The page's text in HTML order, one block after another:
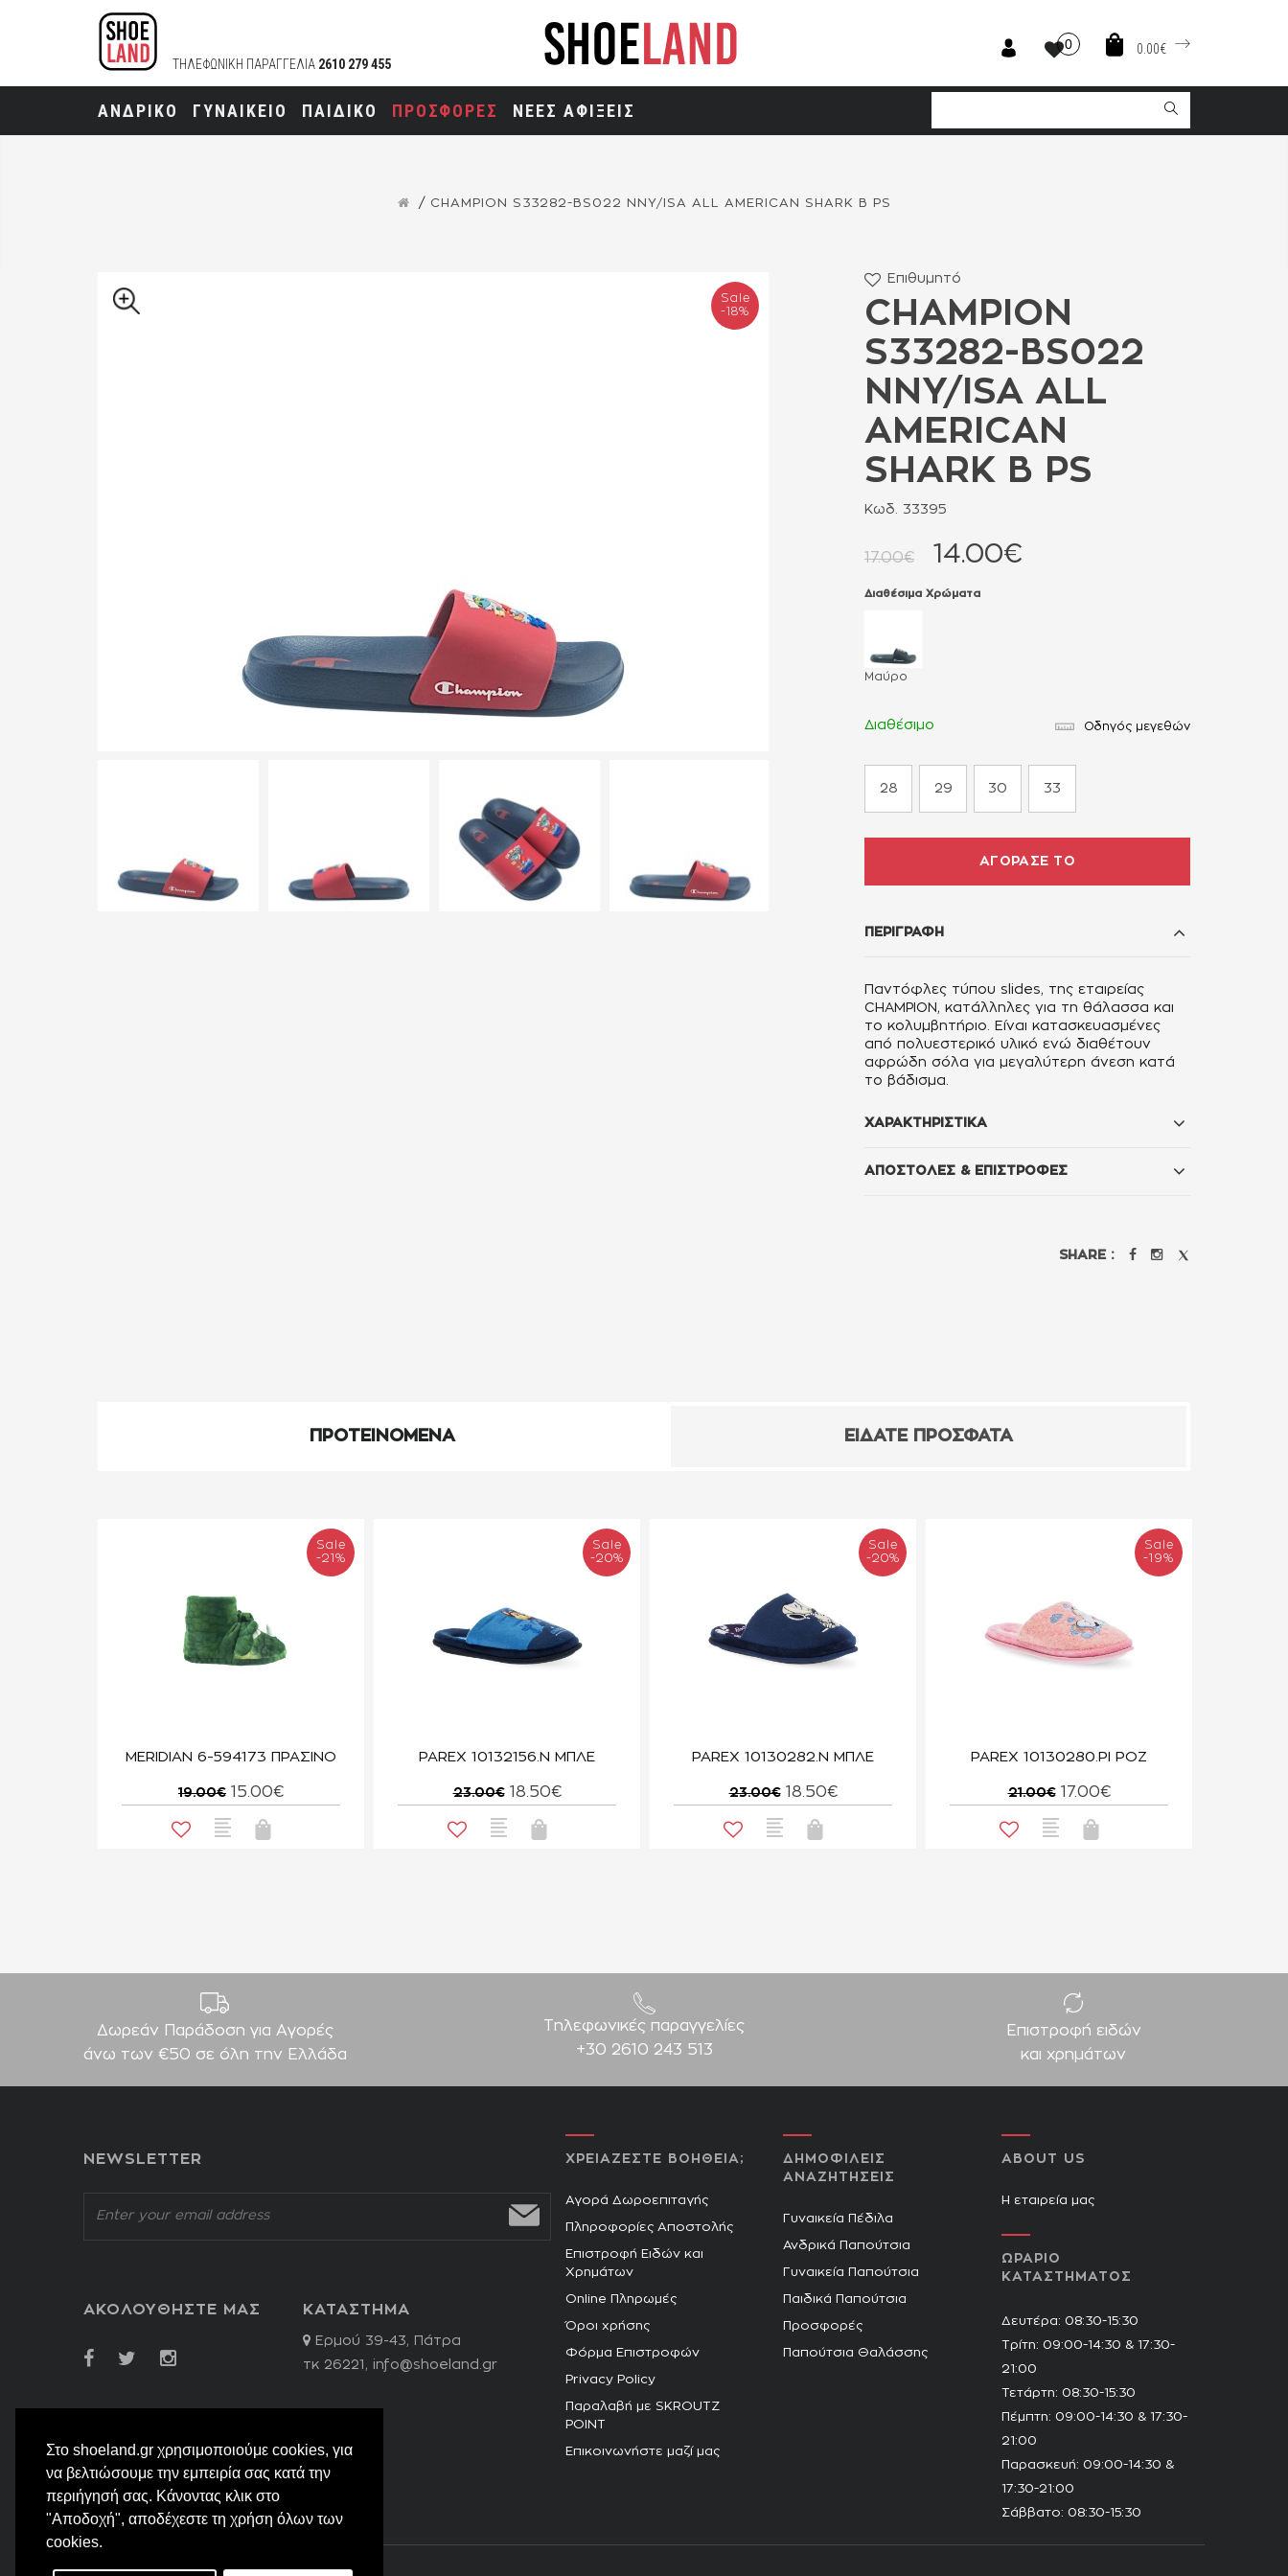
Στο shoeland.gr χρησιμοποιούμε cookies, για
να βελτιώσουμε την εμπειρία σας κατά την
περιήγησή σας. Κάνοντας κλικ στο
"Αποδοχή", αποδέχεστε τη χρήση όλων των
cookies.
ΤΗΛΕΦΩΝΙΚΗ ΠΑΡΑΓΓΕΛΙΑ 2610 279 455
0 0.00€
ΑΝΔΡΙΚΟ ΓΥΝΑΙΚΕΙΟ ΠΑΙΔΙΚΟ ΠΡΟΣΦΟΡΕΣ ΝΕΕΣ ΑΦΙΞΕΙΣ
CHAMPION S33282-BS022 NNY/ISA ALL AMERICAN SHARK B PS
Sale
-18%
Επιθυμητό
CHAMPION
S33282-BS022
NNY/ISA ALL
AMERICAN
SHARK B PS
Κωδ. 33395
17.00€ 14.00€
Διαθέσιμα Χρώματα
Μαύρο
Διαθέσιμο Οδηγός μεγεθών
28 29 30 33
ΑΓΟΡΑΣΕ ΤΟ
ΠΕΡΙΓΡΑΦΗ
Παντόφλες τύπου slides, της εταιρείας
CHAMPION, κατάλληλες για τη θάλασσα και
το κολυμβητήριο. Είναι κατασκευασμένες
από πολυεστερικό υλικό ενώ διαθέτουν
αφρώδη σόλα για μεγαλύτερη άνεση κατά
το βάδισμα.
ΧΑΡΑΚΤΗΡΙΣΤΙΚΑ
ΑΠΟΣΤΟΛΕΣ & ΕΠΙΣΤΡΟΦΕΣ
SHARE :
ΠΡΟΤΕΙΝΟΜΕΝΑ ΕΙΔΑΤΕ ΠΡΟΣΦΑΤΑ
Sale
-21%
MERIDIAN 6-594173 ΠΡΑΣΙΝΟ
19.00€ 15.00€
Sale
-20%
PAREX 10132156.N ΜΠΛΕ
23.00€ 18.50€
Sale
-20%
PAREX 10130282.N ΜΠΛΕ
23.00€ 18.50€
Sale
-19%
PAREX 10130280.PI ΡΟΖ
21.00€ 17.00€
Δωρεάν Παράδοση για Aγορές
άνω των €50 σε όλη την Ελλάδα
Τηλεφωνικές παραγγελίες
+30 2610 243 513
Επιστροφή ειδών
και χρημάτων
NEWSLETTER
ΑΚΟΛΟΥΘΗΣΤΕ ΜΑΣ ΚΑΤΑΣΤΗΜΑ
Ερμού 39-43, Πάτρα
τκ 26221, info@shoeland.gr
ΧΡΕΙΑΖΕΣΤΕ ΒΟΗΘΕΙΑ;
Αγορά Δωροεπιταγής
Πληροφορίες Αποστολής
Επιστροφή Ειδών και
Χρημάτων
Online Πληρωμές
Όροι χρήσης
Φόρμα Επιστροφών
Privacy Policy
Παραλαβή με SKROUTZ
POINT
Επικοινωνήστε μαζί μας
ΔΗΜΟΦΙΛΕΙΣ
ΑΝΑΖΗΤΗΣΕΙΣ
Γυναικεία Πέδιλα
Ανδρικά Παπούτσια
Γυναικεία Παπούτσια
Παιδικά Παπούτσια
Προσφορές
Παπούτσια Θαλάσσης
ABOUT US
Η εταιρεία μας
ΩΡΑΡΙΟ
ΚΑΤΑΣΤΗΜΑΤΟΣ
Δευτέρα: 08:30-15:30
Τρίτη: 09:00-14:30 & 17:30-
21:00
Τετάρτη: 08:30-15:30
Πέμπτη: 09:00-14:30 & 17:30-
21:00
Παρασκευή: 09:00-14:30 &
17:30-21:00
Σάββατο: 08:30-15:30